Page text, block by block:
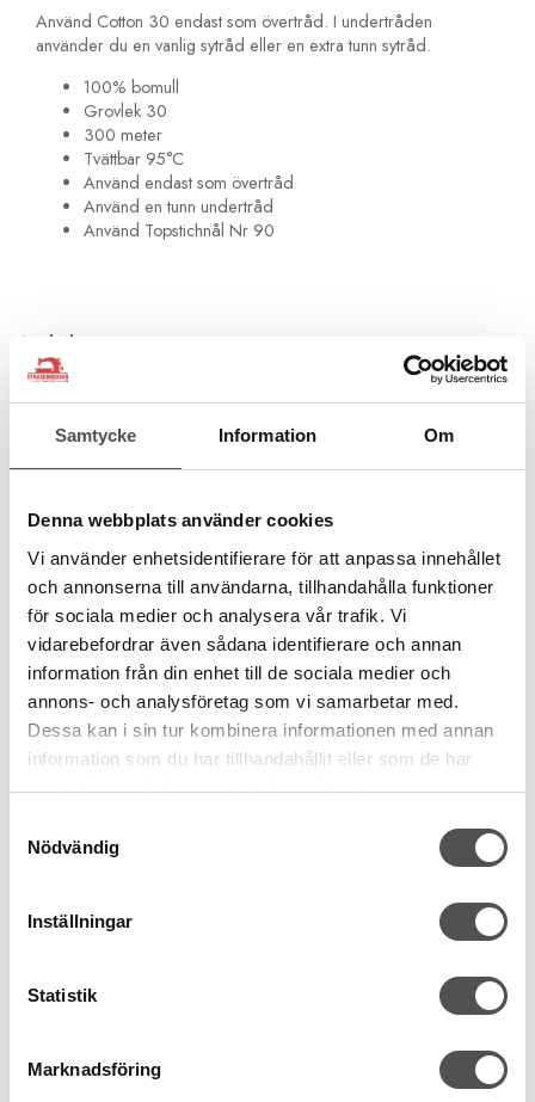
Samtycke Information Om
Denna webbplats använder cookies
Vi använder enhetsidentifierare för att anpassa innehållet
och annonserna till användarna, tillhandahålla funktioner
för sociala medier och analysera vår trafik. Vi
vidarebefordrar även sådana identifierare och annan
information från din enhet till de sociala medier och
annons- och analysföretag som vi samarbetar med.
Dessa kan i sin tur kombinera informationen med annan
information som du har tillhandahållit eller som de har
samlat in när du har använt deras tjänster.
Nödvändig
Inställningar
Statistik
Marknadsföring
Använd Cotton 30 endast som övertråd. I undertråden
använder du en vanlig sytråd eller en extra tunn sytråd.
100% bomull
Grovlek 30
300 meter
Tvättbar 95°C
Använd endast som övertråd
Använd en tunn undertråd
Använd Topstichnål Nr 90
Artikelnummer:
709743-4016
Rekommenderade tillbehör till denna produkt
Längre nålsöga
67 kr